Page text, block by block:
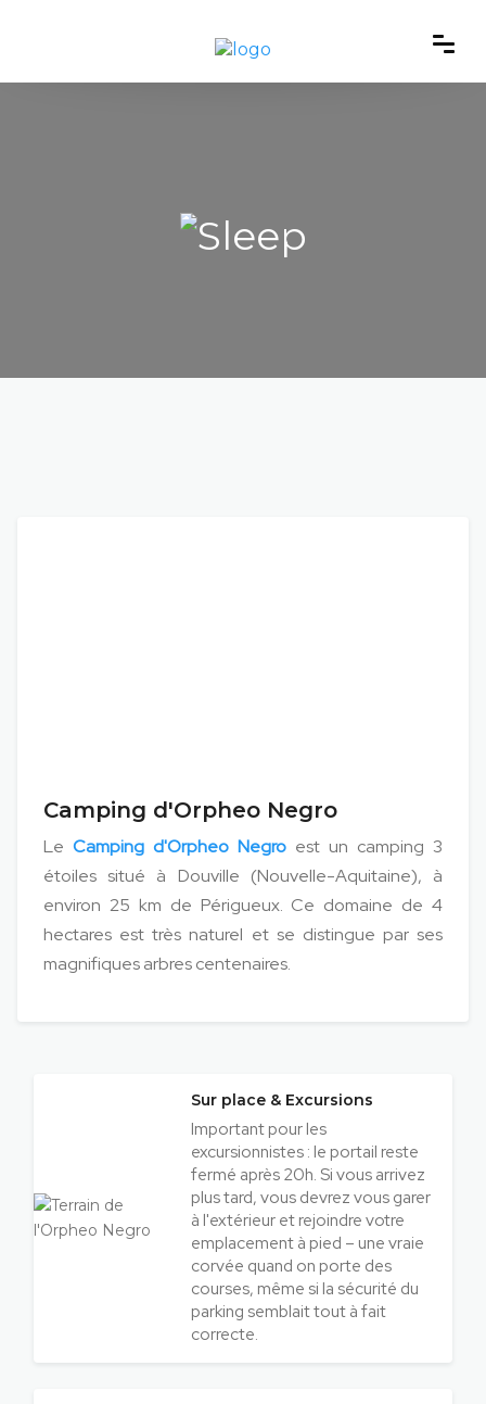
Camping d'Orpheo Negro
Le Camping d'Orpheo Negro est un camping 3
étoiles situé à Douville (Nouvelle-Aquitaine), à
environ 25 km de Périgueux. Ce domaine de 4
hectares est très naturel et se distingue par ses
magnifiques arbres centenaires.
Sur place & Excursions
Important pour les
excursionnistes : le portail reste
fermé après 20h. Si vous arrivez
plus tard, vous devrez vous garer
à l'extérieur et rejoindre votre
emplacement à pied – une vraie
corvée quand on porte des
courses, même si la sécurité du
parking semblait tout à fait
correcte.